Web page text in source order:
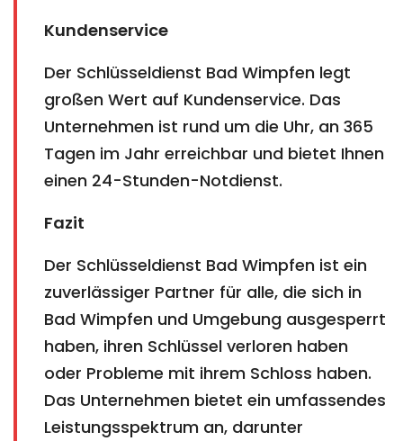
Kundenservice
Der Schlüsseldienst Bad Wimpfen legt
großen Wert auf Kundenservice. Das
Unternehmen ist rund um die Uhr, an 365
Tagen im Jahr erreichbar und bietet Ihnen
einen 24-Stunden-Notdienst.
Fazit
Der Schlüsseldienst Bad Wimpfen ist ein
zuverlässiger Partner für alle, die sich in
Bad Wimpfen und Umgebung ausgesperrt
haben, ihren Schlüssel verloren haben
oder Probleme mit ihrem Schloss haben.
Das Unternehmen bietet ein umfassendes
Leistungsspektrum an, darunter